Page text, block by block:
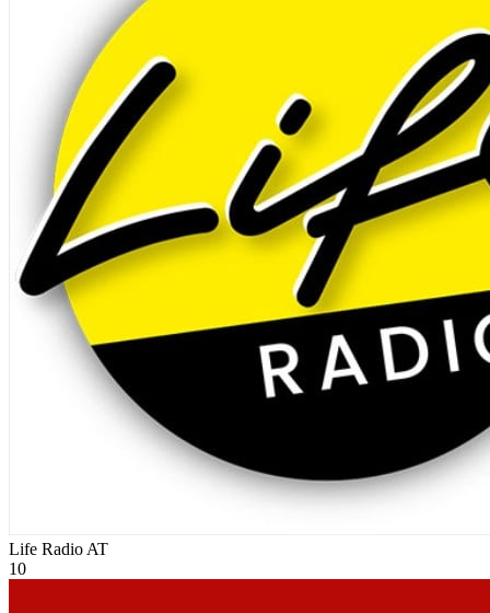
Life Radio AT
10